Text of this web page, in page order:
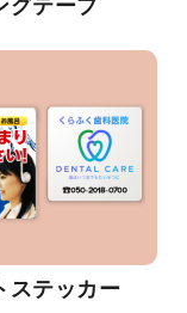
グテープ
ステッカー